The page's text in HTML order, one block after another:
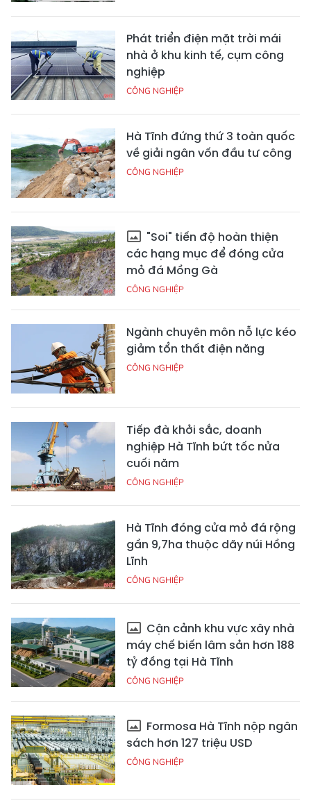
Phát triển điện mặt trời mái
nhà ở khu kinh tế, cụm công
nghiệp
CÔNG NGHIỆP
Hà Tĩnh đứng thứ 3 toàn quốc
về giải ngân vốn đầu tư công
CÔNG NGHIỆP
"Soi" tiến độ hoàn thiện
các hạng mục để đóng cửa
mỏ đá Mồng Gà
CÔNG NGHIỆP
Ngành chuyên môn nỗ lực kéo
giảm tổn thất điện năng
CÔNG NGHIỆP
Tiếp đà khởi sắc, doanh
nghiệp Hà Tĩnh bứt tốc nửa
cuối năm
CÔNG NGHIỆP
Hà Tĩnh đóng cửa mỏ đá rộng
gần 9,7ha thuộc dãy núi Hồng
Lĩnh
CÔNG NGHIỆP
Cận cảnh khu vực xây nhà
máy chế biến lâm sản hơn 188
tỷ đồng tại Hà Tĩnh
CÔNG NGHIỆP
Formosa Hà Tĩnh nộp ngân
sách hơn 127 triệu USD
CÔNG NGHIỆP